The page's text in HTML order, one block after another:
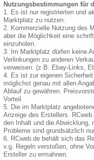
Nutzungsbestimmungen für
1. Es ist nur registrierten und
Marktplatz zu nutzen.
2. Kommerzielle Nutzung des
aber die Möglichkeit eine
einzuholen.
3. Im Marktplatz dürfen keine
Verlinkungen zu anderen
verweisen. (z.B. Ebay-Links,
4. Es ist zur eigenen
möglichst genau mit allen
Ablauf zu gewähren.
Vorteil.
5. Die im Marktplatz
Anzeige des Erstellers.
den Inhalt und die Abwicklung,
Probleme sind grundsätzlich
6. RCweb.de behält sich das
v.g. Regeln verstoßen, ohne
Ersteller zu ermahnen.